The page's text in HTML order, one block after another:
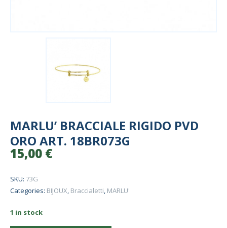
MARLU’ BRACCIALE RIGIDO PVD
ORO ART. 18BR073G
15,00 €
SKU: 73G
Categories: BIJOUX, Braccialetti, MARLU'
1 in stock